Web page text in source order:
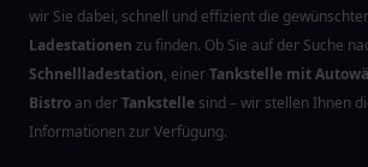
wir Sie dabei, schnell und effizient die
Ladestationen zu finden. Ob Sie auf der Suche
Schnellladestation, einerTankstelle mit
Bistro an derTankstelle sind – wir stellen Ihnen
Informationen zur Verfügung.